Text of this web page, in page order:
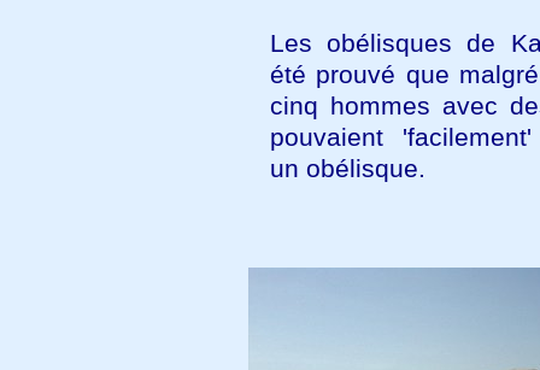
Les obélisques de
été prouvé que
cinq hommes avec
pouvaient
un obélisque.